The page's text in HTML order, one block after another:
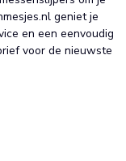
geniet je
en een eenvoudig
voor de nieuwste